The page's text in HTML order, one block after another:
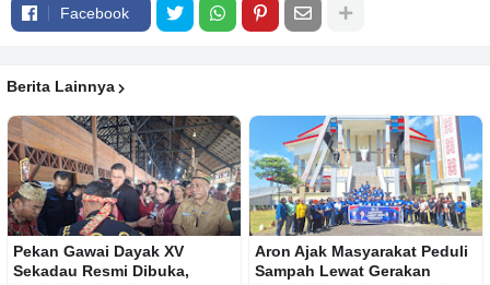
Facebook
Berita Lainnya
Pekan Gawai Dayak XV
Sekadau Resmi Dibuka,
Aron Ajak Masyarakat Peduli
Sampah Lewat Gerakan